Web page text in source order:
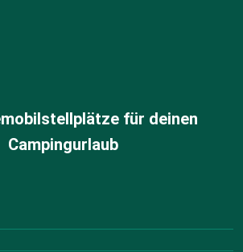
für deinen
Campingurlaub